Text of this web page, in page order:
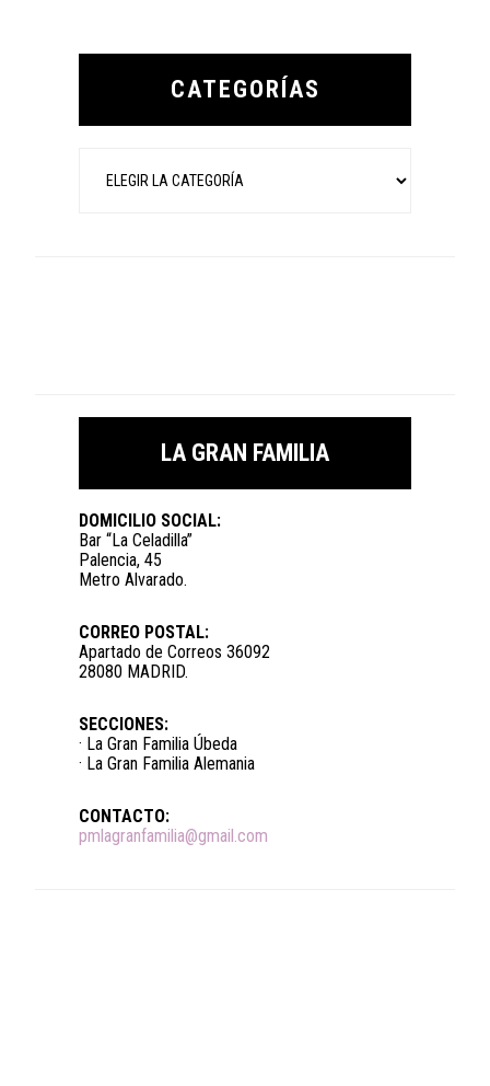
Primary
CATEGORÍAS
LA GRAN FAMILIA
DOMICILIO SOCIAL:
Bar “La Celadilla”
Palencia, 45
Metro Alvarado.
CORREO POSTAL:
Apartado de Correos 36092
28080 MADRID.
SECCIONES:
· La Gran Familia Úbeda
· La Gran Familia Alemania
CONTACTO:
pmlagranfamilia@gmail.com